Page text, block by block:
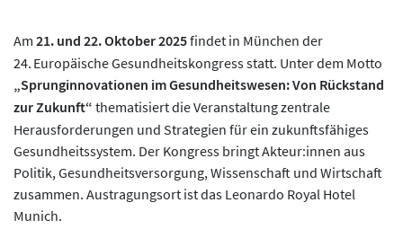
Am 21. und 22. Oktober 2025findet in München der
24. Europäische Gesundheitskongress statt. Unter dem Motto
„Sprunginnovationen im Gesundheitswesen: Von Rückstand
zur Zukunft“ thematisiert die Veranstaltung zentrale
Herausforderungen und Strategien für ein zukunftsfähiges
Gesundheitssystem. Der Kongress bringt Akteur:innen aus
Politik, Gesundheitsversorgung, Wissenschaft und Wirtschaft
zusammen. Austragungsort ist das Leonardo Royal Hotel
Munich.